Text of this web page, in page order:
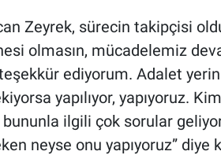
Zeyrek, sürecin takipçisi
olmasın, mücadelemiz
ediyorum. Adalet
yapılıyor, yapıyoruz.
ilgili çok sorular
neyse onu yapıyoruz” diye